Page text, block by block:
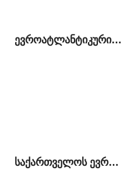
ევროატლანტიკური სკეპტიციზმი ქართულ საზოგადოებრივ-პოლიტიკურ სივრცეში
საქართველოს ევროპული ინტეგრაციის დღის წესრიგი და რუსეთთან ურთიერთობების ნორმალიზაციის პროცესი